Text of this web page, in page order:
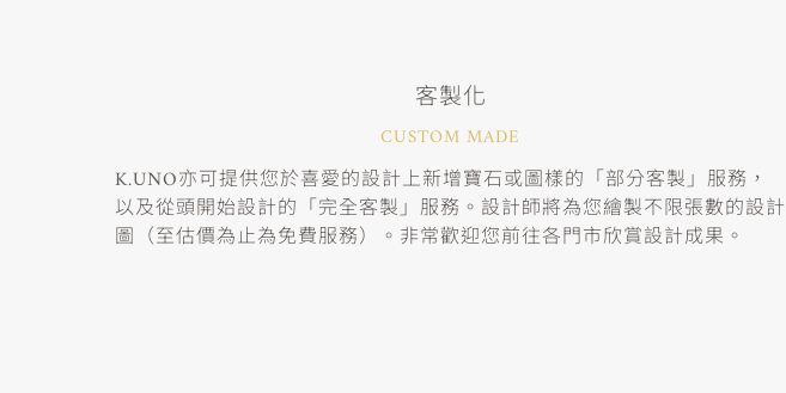
客製化
CUSTOM MADE
K.UNO亦可提供您於喜愛的設計上新增寶石或圖樣的「部分客製」服務，
以及從頭開始設計的「完全客製」服務。設計師將為您繪製不限張數的設計
圖（至估價為止為免費服務）。非常歡迎您前往各門市欣賞設計成果。